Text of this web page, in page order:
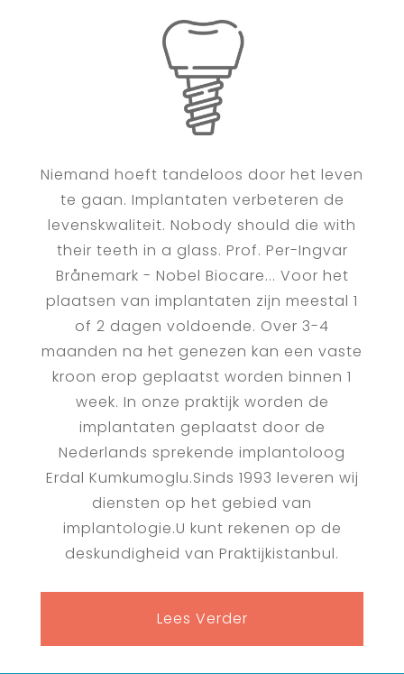
Niemand hoeft tandeloos door het leven
te gaan. Implantaten verbeteren de
levenskwaliteit. Nobody should die with
their teeth in a glass. Prof. Per-Ingvar
Brånemark - Nobel Biocare... Voor het
plaatsen van implantaten zijn meestal 1
of 2 dagen voldoende. Over 3-4
maanden na het genezen kan een vaste
kroon erop geplaatst worden binnen 1
week. In onze praktijk worden de
implantaten geplaatst door de
Nederlands sprekende implantoloog
Erdal Kumkumoglu.Sinds 1993 leveren wij
diensten op het gebied van
implantologie.U kunt rekenen op de
deskundigheid van Praktijkistanbul.
Lees Verder